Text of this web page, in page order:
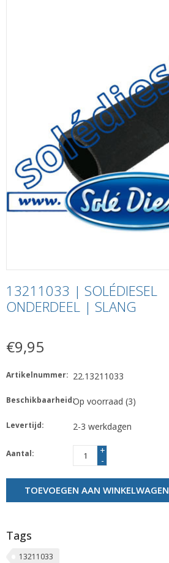
13211033 | SOLÉDIESEL
ONDERDEEL | SLANG
€9,95
Artikelnummer: 22.13211033
Beschikbaarheid:Op voorraad (3)
Levertijd: 2-3 werkdagen
Aantal:
+
-
TOEVOEGEN AAN WINKELWAGEN
Tags
13211033